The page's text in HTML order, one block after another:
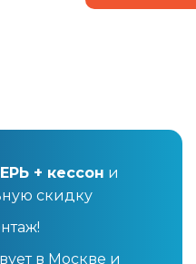
+ кессон и
скидку
в Москве и